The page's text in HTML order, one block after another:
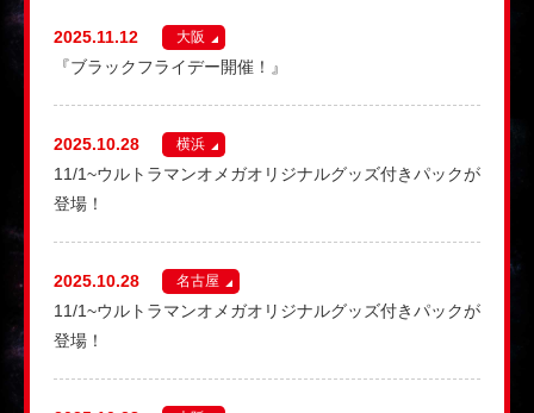
2025.11.12
『ブラックフライデー開催！』
大阪
2025.10.28
11/1~ウルトラマンオメガオリジナルグッズ付きパックが
登場！
横浜
2025.10.28
11/1~ウルトラマンオメガオリジナルグッズ付きパックが
登場！
名古屋